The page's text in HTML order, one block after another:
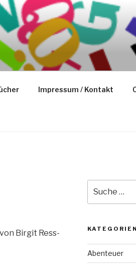
Impressum / Kontakt
Birgit Ress-
nach:
KATEGORIEN
Abenteuer